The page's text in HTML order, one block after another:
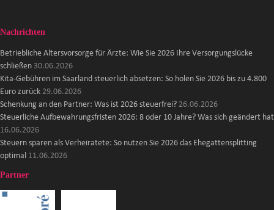
Nachrichten
Betriebliche Altersvorsorge für Ärzte: Wie Sie 2026 Ihre Versorgungslücke
schließen 30.06.2026
Kita-Gebühren im Saarland steuerlich absetzen: So holen Sie 2026 bis zu 4.800
Euro zurück 29.06.2026
Schenkung an den Partner: Was ist 2026 steuerfrei? 26.06.2026
Steuerliche Aufbewahrungsfristen 2026: 8 oder 10 Jahre? Was sich geändert hat
16.06.2026
Steuern sparen als Verheiratete: So nutzen Sie 2026 das Ehegattensplitting
optimal 11.06.2026
Partner